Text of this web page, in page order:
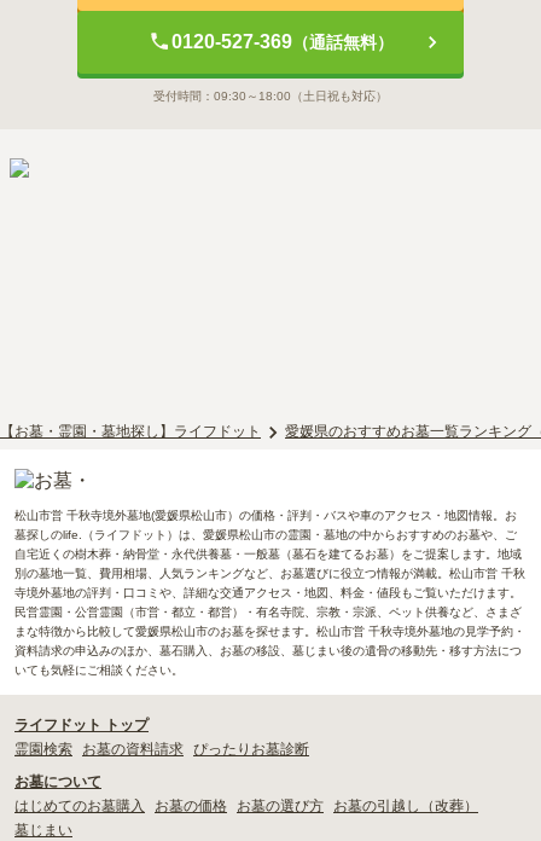
0120-527-369（通話無料）
受付時間： 09:30～18:00 （土日祝も対応）
【お墓・霊園・墓地探し】ライフドット 愛媛県のおすすめお墓一覧ランキング
松山市営 千秋寺境外墓地(愛媛県松山市）の価格・評判・バスや車のアクセス・地図情報。お
墓探しのlife.（ライフドット）は、愛媛県松山市の霊園・墓地の中からおすすめのお墓や、ご
自宅近くの樹木葬・納骨堂・永代供養墓・一般墓（墓石を建てるお墓）をご提案します。地域
別の墓地一覧、費用相場、人気ランキングなど、お墓選びに役立つ情報が満載。松山市営 千秋
寺境外墓地の評判・口コミや、詳細な交通アクセス・地図、料金・値段もご覧いただけます。
民営霊園・公営霊園（市営・都立・都営）・有名寺院、宗教・宗派、ペット供養など、さまざ
まな特徴から比較して愛媛県松山市のお墓を探せます。松山市営 千秋寺境外墓地の見学予約・
資料請求の申込みのほか、墓石購入、お墓の移設、墓じまい後の遺骨の移動先・移す方法につ
いても気軽にご相談ください。
ライフドット トップ
霊園検索
お墓の資料請求 ぴったりお墓診断
お墓について
はじめてのお墓購入
お墓の価格 お墓の選び方
お墓の引越し（改葬）
墓じまい